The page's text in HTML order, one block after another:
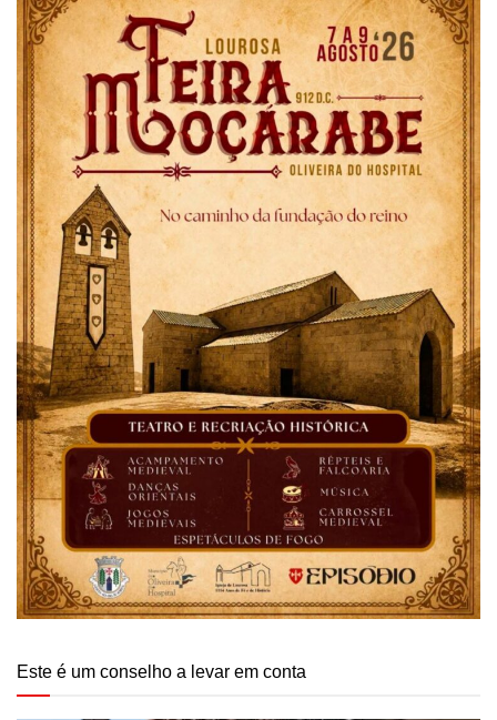
Este é um conselho a levar em conta